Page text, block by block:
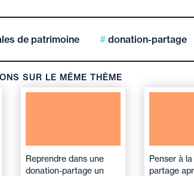
de patrimoine donation-partage
SUR LE MÊME THÈME
Reprendre dans une
donation-partage un
Penser à
partage